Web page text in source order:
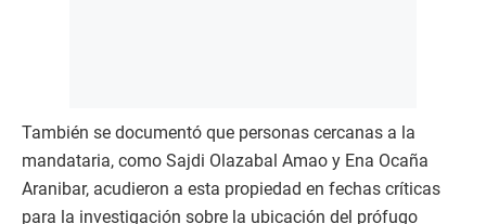
También se documentó que personas cercanas a la
mandataria, como Sajdi Olazabal Amao y Ena Ocaña
Aranibar, acudieron a esta propiedad en fechas críticas
para la investigación sobre la ubicación del prófugo